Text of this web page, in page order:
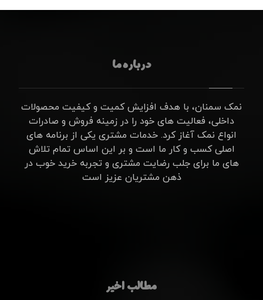
درباره ما
نمک سمنان، با هدف افزایش کمیت و کیفیت محصولات
داخلی، فعالیت های خود را در زمینه فروش و صادرات
انواع نمک آغاز کرد. خدمات مشتری یکی از برنامه های
اصلی کسب و کار ما است و بر این اساس تمام تلاش
های ما برای جلب رضایت مشتری و تجربه خرید خوب در
ذهن مشتریان عزیز است
مطالب اخیر